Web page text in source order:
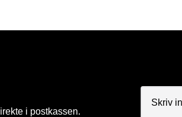
i postkassen.